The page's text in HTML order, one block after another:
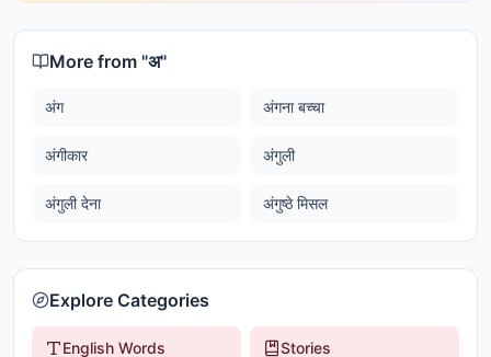
More from "अ"
अंग अंगना बच्चा
अंगीकार अंगुली
अंगुली देना अंगुष्ठे मिसल
Explore Categories
English Words Stories